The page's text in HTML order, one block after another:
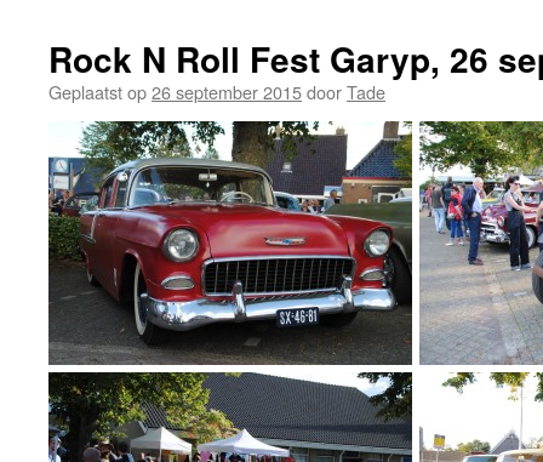
Rock N Roll Fest Garyp, 26
Geplaatst op26 september 2015doorTade